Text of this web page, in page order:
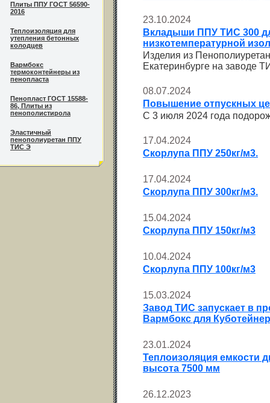
Плиты ППУ ГОСТ 56590-
2016
Теплоизоляция для
утепления бетонных
колодцев
Вармбокс
термоконтейнеры из
пенопласта
Пенопласт ГОСТ 15588-
86, Плиты из
пенополистирола
Эластичный
пенополиуретан ППУ
ТИС Э
23.10.2024
Вкладыши ППУ ТИС 300
низкотемпературной
Изделия из
Екатеринбурге на заводе
08.07.2024
Повышение отпускных
C 3 июля 2024 года
17.04.2024
Скорлупа ППУ 250кг/м3.
17.04.2024
Скорлупа ППУ 300кг/м3.
15.04.2024
Скорлупа ППУ 150кг/м3
10.04.2024
Скорлупа ППУ 100кг/м3
15.03.2024
Завод ТИС запускает в
Вармбокс для
23.01.2024
Теплоизоляция емкости
высота 7500 мм
26.12.2023